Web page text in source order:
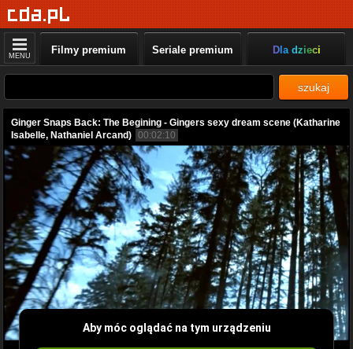
MENU Filmy premium Seriale premium Dla dzieci
szukaj
Ginger Snaps Back: The Begining - Gingers sexy dream scene (Katharine
Isabelle, Nathaniel Arcand) 00:02:10
Aby móc oglądać na tym urządzeniu